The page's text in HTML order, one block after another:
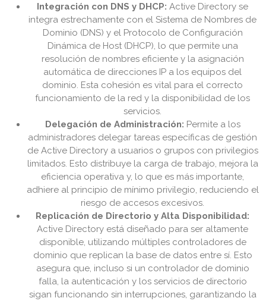
Integración con DNS y DHCP: Active Directory se
integra estrechamente con el Sistema de Nombres de
Dominio (DNS) y el Protocolo de Configuración
Dinámica de Host (DHCP), lo que permite una
resolución de nombres eficiente y la asignación
automática de direcciones IP a los equipos del
dominio. Esta cohesión es vital para el correcto
funcionamiento de la red y la disponibilidad de los
servicios.
Delegación de Administración: Permite a los
administradores delegar tareas específicas de gestión
de Active Directory a usuarios o grupos con privilegios
limitados. Esto distribuye la carga de trabajo, mejora la
eficiencia operativa y, lo que es más importante,
adhiere al principio de mínimo privilegio, reduciendo el
riesgo de accesos excesivos.
Replicación de Directorio y Alta Disponibilidad:
Active Directory está diseñado para ser altamente
disponible, utilizando múltiples controladores de
dominio que replican la base de datos entre sí. Esto
asegura que, incluso si un controlador de dominio
falla, la autenticación y los servicios de directorio
sigan funcionando sin interrupciones, garantizando la